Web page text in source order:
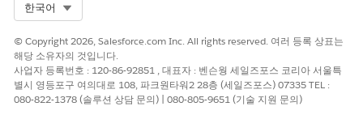
한국어
© Copyright 2026, Salesforce.com Inc. All rights reserved. 여러 등록 상표는
해당 소유자의 것입니다.
사업자 등록번호 : 120-86-92851 , 대표자 : 벤슨웡 세일즈포스 코리아 서울특
별시 영등포구 여의대로 108, 파크원타워2 28층 (세일즈포스) 07335 TEL :
080-822-1378 (솔루션 상담 문의) | 080-805-9651 (기술 지원 문의)